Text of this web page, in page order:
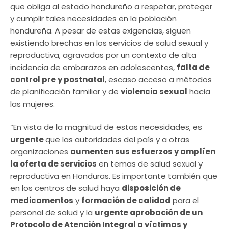
que obliga al estado hondureño a respetar, proteger
y cumplir tales necesidades en la población
hondureña. A pesar de estas exigencias, siguen
existiendo brechas en los servicios de salud sexual y
reproductiva, agravadas por un contexto de alta
incidencia de embarazos en adolescentes, falta de
control pre y postnatal, escaso acceso a métodos
de planificación familiar y de violencia sexual hacia
las mujeres.
“En vista de la magnitud de estas necesidades, es
urgenteque las autoridades del país y a otras
organizaciones aumenten sus esfuerzos y amplíen
la oferta de servicios en temas de salud sexual y
reproductiva en Honduras. Es importante también que
en los centros de salud haya disposición de
medicamentos y formación de calidad para el
personal de salud y la urgente aprobación de un
Protocolo de Atención Integral a víctimas y